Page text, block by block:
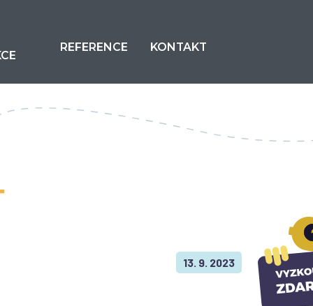
REFERENCE KONTAKT
13. 9. 2023